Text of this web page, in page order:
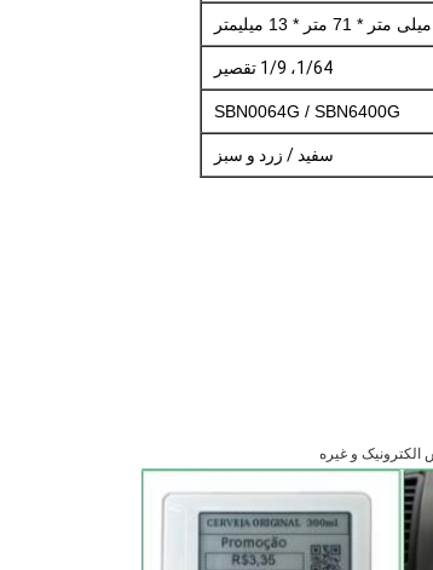
میلی متر * 71 متر * 13 میلیمتر
1/64، 1/9 تقصیر
SBN0064G / SBN6400G
سفید / زرد و سبز
و غیره